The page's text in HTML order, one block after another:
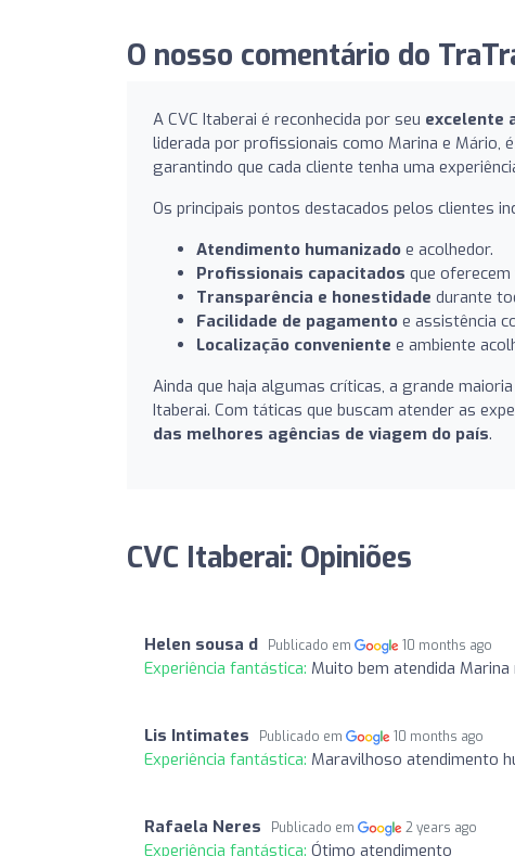
O nosso comentário do
A CVC Itaberai é reconhecida por seu excelente
liderada por profissionais como Marina e Mário,
garantindo que cada cliente tenha uma
Os principais pontos destacados pelos clientes
Atendimento humanizado e acolhedor.
Profissionais capacitados que
Transparência e honestidade durante
Facilidade de pagamento e assistência
Localização conveniente e ambiente
Ainda que haja algumas críticas, a grande
Itaberai. Com táticas que buscam atender as
das melhores agências de viagem do país.
CVC Itaberai: Opiniões
Helen sousa d Publicado em 10 months ago
Experiência fantástica: Muito bem atendida
Lis Intimates Publicado em 10 months ago
Experiência fantástica: Maravilhoso atendimento
Rafaela Neres Publicado em 2 years ago
Experiência fantástica: Ótimo atendimento